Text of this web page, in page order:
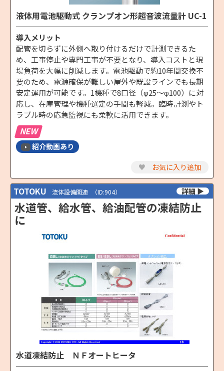
液体用電池駆動式 クランプオン形超音波流量計 UC-1
導入メリット
配管を切らずに外側へ取り付けるだけで計測できるた
め、工事停止や専門工事が不要となり、導入コストと現
場負荷を大幅に削減します。電池駆動で約10年間交換不
要のため、電源確保が難しい屋外や既設ラインでも長期
安定運用が可能です。1機種で8口径（φ25～φ100）に対
応し、在庫管理や機種選定の手間も軽減。臨時計測やト
ラブル時の応急監視にも柔軟に活用できます。
NEW
紹介動画あり
♥ お気に入り追加
TOTOKU 流体設備関連 （ID:904）
水道管、給水管、給油配管の凍結防止
に
水道凍結防止 ＮＦオートヒータ